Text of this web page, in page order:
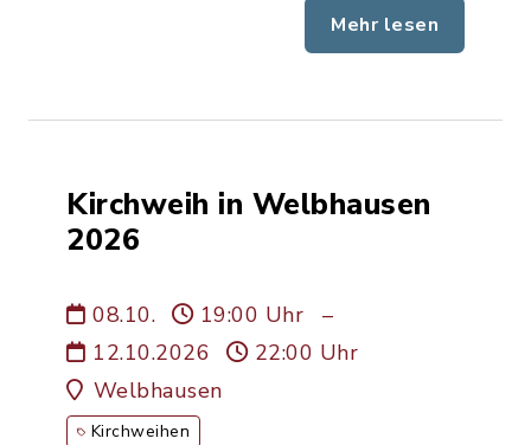
Mehr lesen
Kirchweih in Welbhausen
2026
08.10. 19:00 Uhr
–
12.10.2026
22:00 Uhr
Welbhausen
Kirchweihen